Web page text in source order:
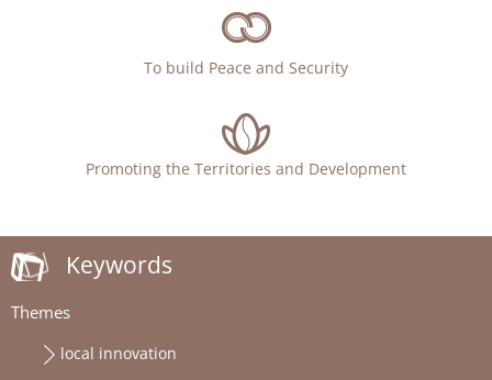
To build Peace and Security
Promoting the Territories and Development
Keywords
Themes
local innovation